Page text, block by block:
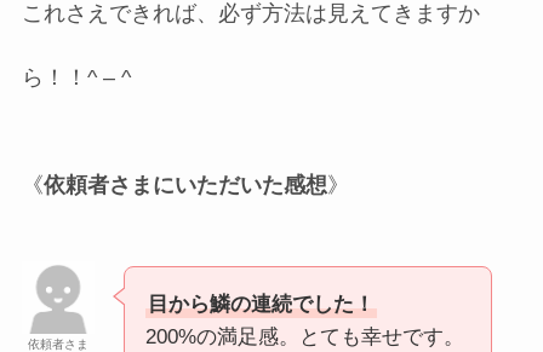
これさえできれば、必ず方法は見えてきますか
ら！！^ – ^
《依頼者さまにいただいた感想》
依頼者さま
目から鱗の連続でした！
200%の満足感。とても幸せです。